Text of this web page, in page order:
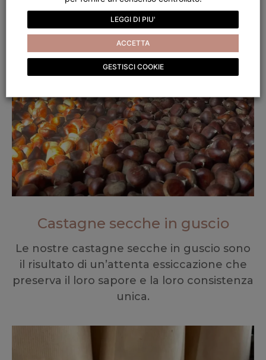
Castagne secche in guscio
Le nostre castagne secche in guscio sono
il risultato di un’attenta essiccazione che
preserva il loro sapore e la loro consistenza
unica.
LEGGI DI PIU'
ACCETTA
GESTISCI COOKIE